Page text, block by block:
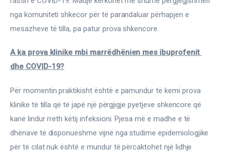
nga komuniteti shkecor për të parandaluar përhapjen e
mesazheve të tilla, pa patur prova shkencore.
A ka prova klinike mbi marrëdhënien mes ibuprofenit
dhe COVID-19?
Për momentin praktikisht është e pamundur të kemi prova
klinike të tilla që të japë një përgjigje pyetjeve shkencore që
kanë lindur rreth këtij infeksioni. Pjesa më e madhe e të
dhënave të disponueshme vijnë nga studime epidemiologjike
për të cilat nuk është e mundur të përcaktohet një lidhje